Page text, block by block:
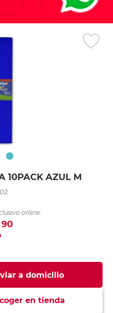
10PACK AZUL M
online:
90
a domicilio
en tienda